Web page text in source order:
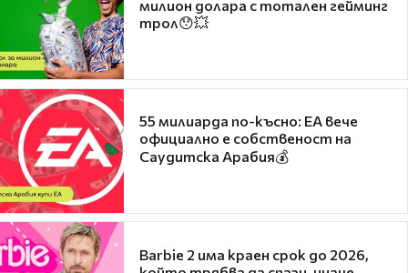
милион долара с тотален гейминг
трол😯💥
55 милиарда по-късно: EA вече
официално е собственост на
Саудитска Арабия💰
Barbie 2 има краен срок до 2026,